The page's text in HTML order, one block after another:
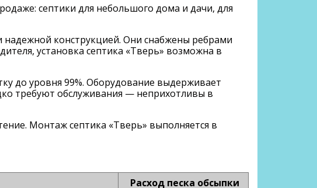
септики для небольшого дома и дачи, для
надежной конструкцией. Они снабжены ребрами
установка септика «Тверь» возможна в
до уровня 99%. Оборудование выдерживает
требуют обслуживания — неприхотливы в
Монтаж септика «Тверь» выполняется в
Расход песка обсыпки